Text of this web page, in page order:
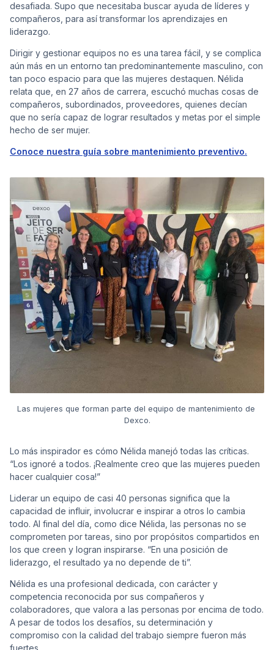
desafiada. Supo que necesitaba buscar ayuda de líderes y
compañeros, para así transformar los aprendizajes en
liderazgo.
Dirigir y gestionar equipos no es una tarea fácil, y se complica
aún más en un entorno tan predominantemente masculino, con
tan poco espacio para que las mujeres destaquen. Nélida
relata que, en 27 años de carrera, escuchó muchas cosas de
compañeros, subordinados, proveedores, quienes decían
que no sería capaz de lograr resultados y metas por el simple
hecho de ser mujer.
Conoce nuestra guía sobre mantenimiento preventivo.
Las mujeres que forman parte del equipo de mantenimiento de
Dexco.
Lo más inspirador es cómo Nélida manejó todas las críticas.
“Los ignoré a todos. ¡Realmente creo que las mujeres pueden
hacer cualquier cosa!”
Liderar un equipo de casi 40 personas significa que la
capacidad de influir, involucrar e inspirar a otros lo cambia
todo. Al final del día, como dice Nélida, las personas no se
comprometen por tareas, sino por propósitos compartidos en
los que creen y logran inspirarse. “En una posición de
liderazgo, el resultado ya no depende de ti”.
Nélida es una profesional dedicada, con carácter y
competencia reconocida por sus compañeros y
colaboradores, que valora a las personas por encima de todo.
A pesar de todos los desafíos, su determinación y
compromiso con la calidad del trabajo siempre fueron más
fuertes.